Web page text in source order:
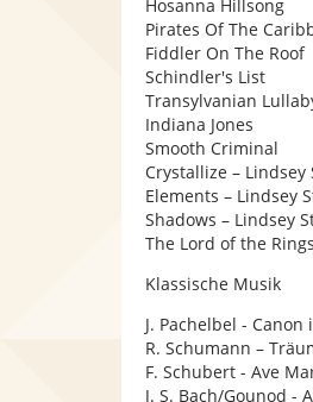
Hosanna Hillsong
Pirates Of The
Fiddler On The Roof
Schindler's List
Transylvanian
Indiana Jones
Smooth Criminal
Crystallize –
Elements – Lindsey
Shadows – Lindsey
The Lord of the
Klassische Musik
J. Pachelbel - Canon
R. Schumann –
F. Schubert - Ave
J. S. Bach/Gounod -